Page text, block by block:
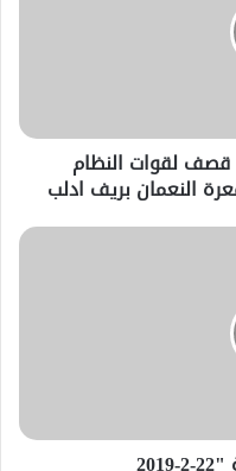
لقوات النظام
النعمان بريف ادلب